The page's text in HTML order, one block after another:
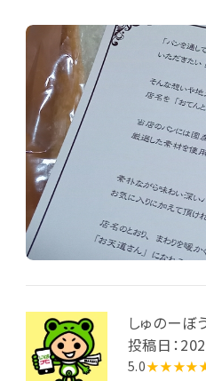
しゅのーぼ
投稿日：
5.0